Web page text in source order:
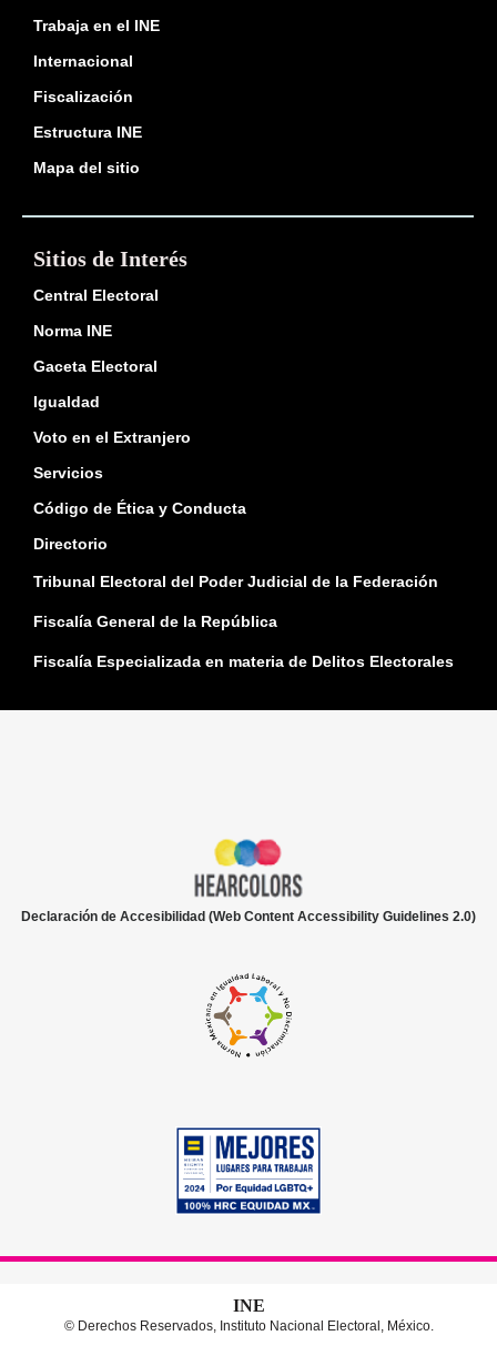
Trabaja en el INE
Internacional
Fiscalización
Estructura INE
Mapa del sitio
Sitios de Interés
Central Electoral
Norma INE
Gaceta Electoral
Igualdad
Voto en el Extranjero
Servicios
Código de Ética y Conducta
Directorio
Tribunal Electoral del Poder Judicial de la Federación
Fiscalía General de la República
Fiscalía Especializada en materia de Delitos Electorales
Declaración de Accesibilidad (Web Content Accessibility Guidelines 2.0)
INE
© Derechos Reservados, Instituto Nacional Electoral, México.